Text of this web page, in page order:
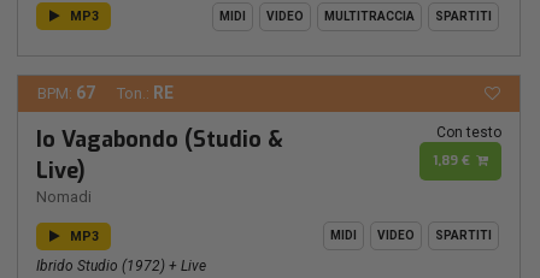
MP3 MIDI VIDEO MULTITRACCIA SPARTITI
BPM: 67 Ton.: RE
Io Vagabondo (Studio &
Live)
Nomadi
Con testo
1,89 €
MP3 MIDI VIDEO SPARTITI
Ibrido Studio (1972) + Live